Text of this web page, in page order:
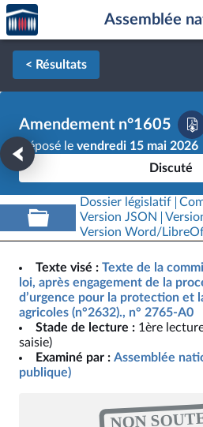
Aller au contenu
Aller en bas de la page
Accèder
à la
page
d'accueil
Assemblée
< Résultats
Amendement n°1605
Déposé le vendredi 15 mai 2026
Discuté
Dossier législatif
Version JSON
Version Word/
Texte visé : Texte de la
loi, après engagement de la
d’urgence pour la protection et
agricoles (n°2632)., n° 2765-A0
Stade de lecture : 1ère
saisie)
Examiné par : Assemblée
publique)
NON